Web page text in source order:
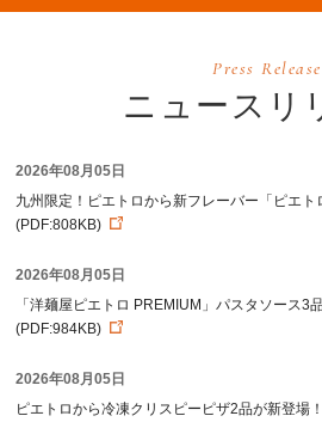
Press Release
ニュースリ
2026年08月05日
九州限定！ピエトロから新フレーバー「ピエ
(PDF:808KB)
2026年08月05日
「洋麺屋ピエトロ PREMIUM」パスタソース3
(PDF:984KB)
2026年08月05日
ピエトロから冷凍クリスピーピザ2品が新登場